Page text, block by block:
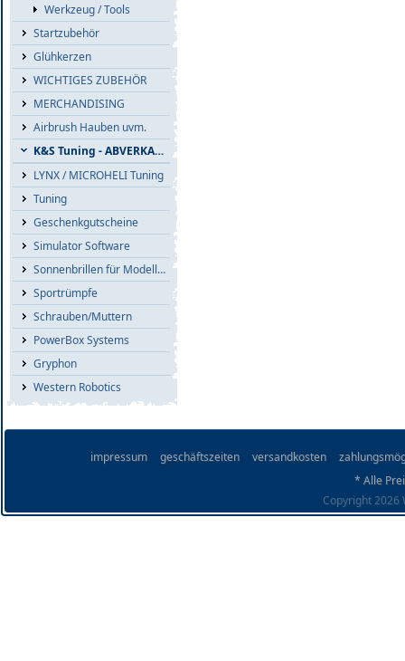
Werkzeug / Tools
Startzubehör
Glühkerzen
WICHTIGES ZUBEHÖR
MERCHANDISING
Airbrush Hauben uvm.
K&S Tuning - ABVERKAUF
LYNX / MICROHELI Tuning
Tuning
Geschenkgutscheine
Simulator Software
Sonnenbrillen für Modellflieger
Sportrümpfe
Schrauben/Muttern
PowerBox Systems
Gryphon
Western Robotics
impressum geschäftszeiten versandkosten
* Alle
Copyright 2026